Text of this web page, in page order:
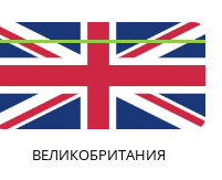
ВЕЛИКОБРИТАНИЯ